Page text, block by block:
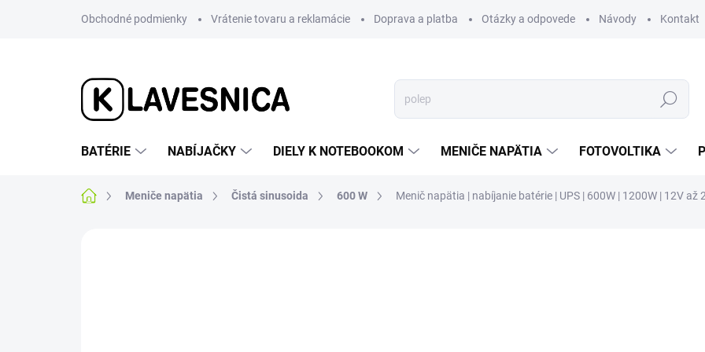
Obchodné podmienky Vrátenie tovaru a reklamácie Doprava a platba Otázky a odpovede Návody Kontakt
Hľadať
BATÉRIE NABÍJAČKY DIELY K NOTEBOOKOM MENIČE NAPÄTIA FOTOVOLTIKA
DomovMeniče napätia Čistá sinusoida 600 W Menič napätia | nabíjanie batérie | UPS | 600W | 1200W | 12V až